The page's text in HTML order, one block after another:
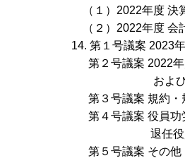
（１）2022年度 決算
（２）2022年度 会計
14. 第１号議案 2023年度
第２号議案 2022年度剰
および2023年度
第３号議案 規約・規定
第４号議案 役員功労者
退任役員あ
第５号議案 その他